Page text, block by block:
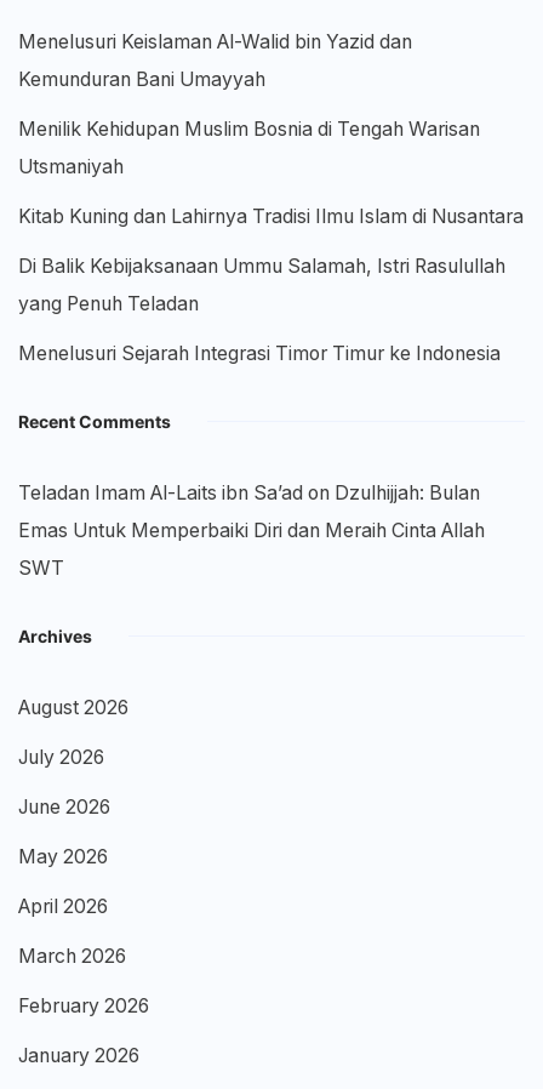
Menelusuri Keislaman Al-Walid bin Yazid dan
Kemunduran Bani Umayyah
Menilik Kehidupan Muslim Bosnia di Tengah Warisan
Utsmaniyah
Kitab Kuning dan Lahirnya Tradisi Ilmu Islam di Nusantara
Di Balik Kebijaksanaan Ummu Salamah, Istri Rasulullah
yang Penuh Teladan
Menelusuri Sejarah Integrasi Timor Timur ke Indonesia
Recent Comments
Teladan Imam Al-Laits ibn Sa’ad on Dzulhijjah: Bulan
Emas Untuk Memperbaiki Diri dan Meraih Cinta Allah
SWT
Archives
August 2026
July 2026
June 2026
May 2026
April 2026
March 2026
February 2026
January 2026